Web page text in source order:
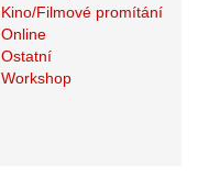
Kino/Filmové promítání
Online
Ostatní
Workshop